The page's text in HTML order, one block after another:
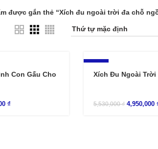
được gắn thẻ “Xích đu ngoài trời đa chỗ
Con Gấu Cho
₫
Xích Đu Ngoài Trời
5,530,000₫ 4,950,000